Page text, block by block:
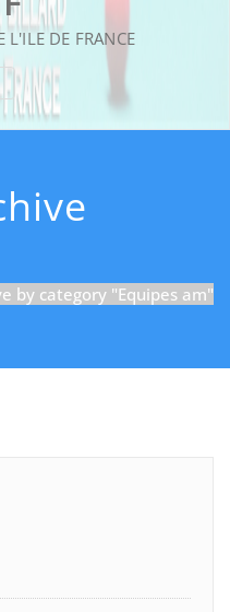
L'ILE DE FRANCE
NAVIGATION
by category "Equipes am"